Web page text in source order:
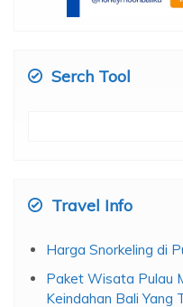
Serch Tool
Travel Info
Harga Snorkeling di
Paket Wisata Pulau
Keindahan Bali Yang